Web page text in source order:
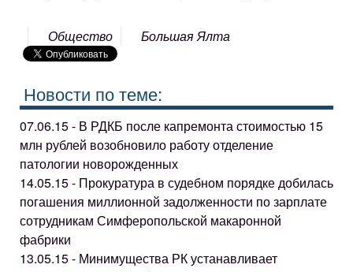
Общество Большая Ялта
Новости по теме:
07.06.15 - В РДКБ после капремонта стоимостью 15
млн рублей возобновило работу отделение
патологии новорожденных
14.05.15 - Прокуратура в судебном порядке добилась
погашения миллионной задолженности по зарплате
сотрудникам Симферопольской макаронной
фабрики
13.05.15 - Минимущества РК устанавливает